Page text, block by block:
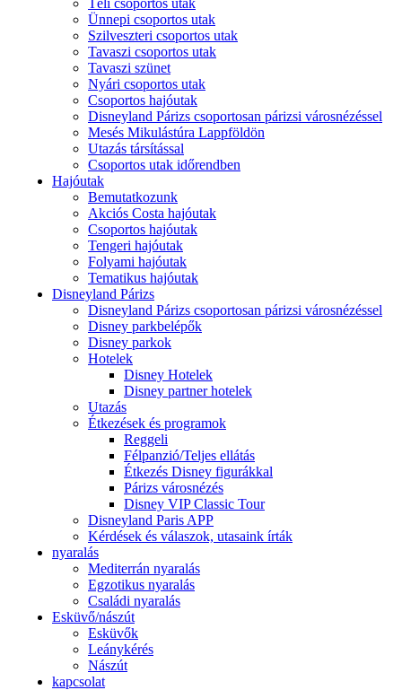
Téli csoportos utak
Ünnepi csoportos utak
Szilveszteri csoportos utak
Tavaszi csoportos utak
Tavaszi szünet
Nyári csoportos utak
Csoportos hajóutak
Disneyland Párizs csoportosan párizsi városnézéssel
Mesés Mikulástúra Lappföldön
Utazás társítással
Csoportos utak időrendben
Hajóutak
Bemutatkozunk
Akciós Costa hajóutak
Csoportos hajóutak
Tengeri hajóutak
Folyami hajóutak
Tematikus hajóutak
Disneyland Párizs
Disneyland Párizs csoportosan párizsi városnézéssel
Disney parkbelépők
Disney parkok
Hotelek
Disney Hotelek
Disney partner hotelek
Utazás
Étkezések és programok
Reggeli
Félpanzió/Teljes ellátás
Étkezés Disney figurákkal
Párizs városnézés
Disney VIP Classic Tour
Disneyland Paris APP
Kérdések és válaszok, utasaink írták
nyaralás
Mediterrán nyaralás
Egzotikus nyaralás
Családi nyaralás
Esküvő/nászút
Esküvők
Leánykérés
Nászút
kapcsolat